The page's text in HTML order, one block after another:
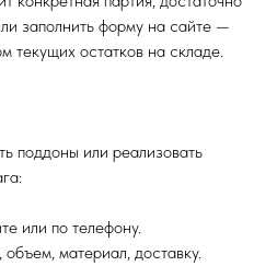
заполнить форму на сайте —
текущих остатков на складе.
поддоны или реализовать
или по телефону.
объем, материал, доставку.